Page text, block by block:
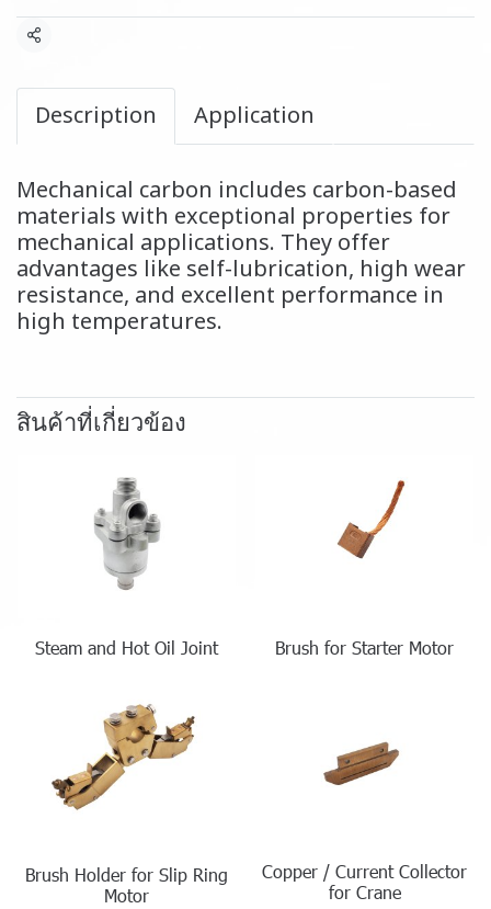
แชร์
Description Application
Mechanical carbon includes carbon-based
materials with exceptional properties for
mechanical applications. They offer
advantages like self-lubrication, high wear
resistance, and excellent performance in
high temperatures.
สินค้าที่เกี่ยวข้อง
Steam and Hot Oil Joint Brush for Starter Motor
Brush Holder for Slip Ring
Motor
Copper / Current Collector
for Crane